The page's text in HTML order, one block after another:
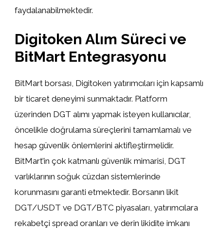
faydalanabilmektedir.
Digitoken Alım Süreci ve
BitMart Entegrasyonu
BitMart borsası, Digitoken yatırımcıları için kapsamlı
bir ticaret deneyimi sunmaktadır. Platform
üzerinden DGT alımı yapmak isteyen kullanıcılar,
öncelikle doğrulama süreçlerini tamamlamalı ve
hesap güvenlik önlemlerini aktifleştirmelidir.
BitMart’in çok katmanlı güvenlik mimarisi, DGT
varlıklarının soğuk cüzdan sistemlerinde
korunmasını garanti etmektedir. Borsanın likit
DGT/USDT ve DGT/BTC piyasaları, yatırımcılara
rekabetçi spread oranları ve derin likidite imkanı